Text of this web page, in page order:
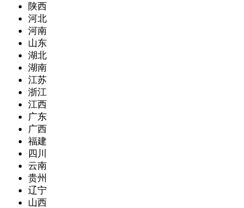
陕西
河北
河南
山东
湖北
湖南
江苏
浙江
江西
广东
广西
福建
四川
云南
贵州
辽宁
山西